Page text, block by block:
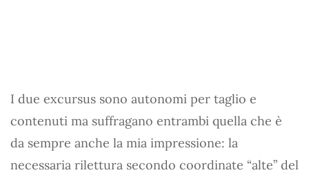
I due excursus sono autonomi per taglio e
contenuti ma suffragano entrambi quella che è
da sempre anche la mia impressione: la
necessaria rilettura secondo coordinate “alte” del